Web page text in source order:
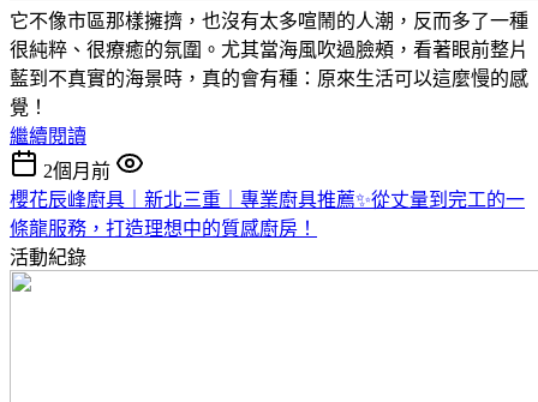
它不像市區那樣擁擠，也沒有太多喧鬧的人潮，反而多了一種
很純粹、很療癒的氛圍。 尤其當海風吹過臉頰，看著眼前整片
藍到不真實的海景時，真的會有種： 原來生活可以這麼慢的感
覺！
繼續閱讀
2個月前
櫻花辰峰廚具｜新北三重｜專業廚具推薦✨從丈量到完工的一
條龍服務，打造理想中的質感廚房！
活動紀錄